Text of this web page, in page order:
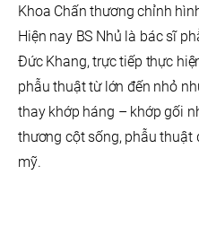
Khoa Chấn thương chỉnh
Hiện nay BS Nhủ là bác sĩ
Đức Khang, trực tiếp thực
phẫu thuật từ lớn đến nhỏ
thay khớp háng – khớp gối
thương cột sống, phẫu thuật
mỹ.